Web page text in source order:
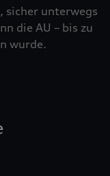
sicher unterwegs
die AU – bis zu
wurde.